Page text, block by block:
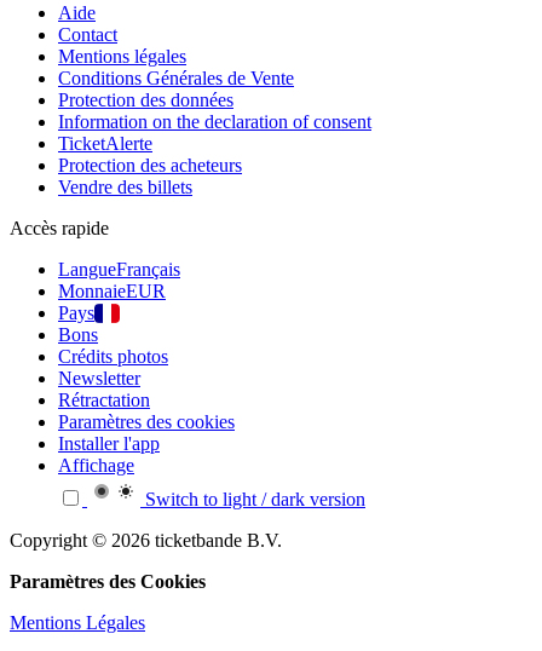
Aide
Contact
Mentions légales
Conditions Générales de Vente
Protection des données
Information on the declaration of consent
TicketAlerte
Protection des acheteurs
Vendre des billets
Accès rapide
LangueFrançais
MonnaieEUR
Pays
Bons
Crédits photos
Newsletter
Rétractation
Paramètres des cookies
Installer l'app
Affichage
Switch to light / dark version
Copyright © 2026 ticketbande B.V.
Paramètres des Cookies
Mentions Légales